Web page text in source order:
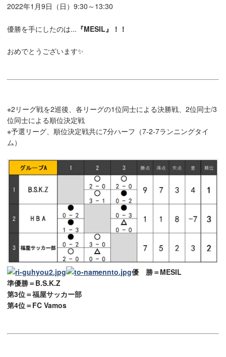
2022年1月9日（日）9:30～13:30
優勝を手にしたのは... 『MESIL』！！
おめでとうございます✨
※2リーグ戦を2巡後、各リーグの1位同士による決勝戦、2位同士/3
位同士による順位決定戦
※予選リーグ、順位決定戦共に7分ハーフ（7-2-7ランニングタイ
ム）
優 勝＝MESIL
準優勝＝B.S.K.Z
第3位＝福屋サッカー部
第4位＝FC Vamos